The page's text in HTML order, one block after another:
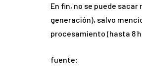
En fin, no se puede
generación), salvo
procesamiento (hasta 8
fuente: